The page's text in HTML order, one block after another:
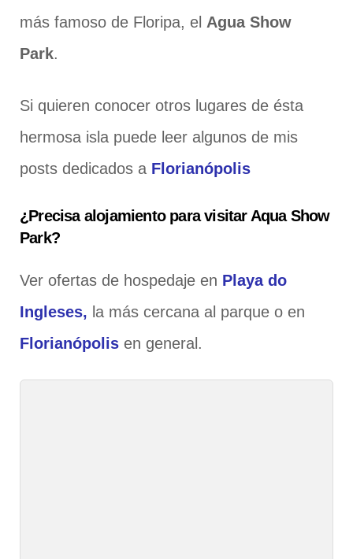
más famoso de Floripa, el Agua Show
Park.
Si quieren conocer otros lugares de ésta
hermosa isla puede leer algunos de mis
posts dedicados a Florianópolis
¿Precisa alojamiento para visitar Aqua Show
Park?
Ver ofertas de hospedaje en Playa do
Ingleses, la más cercana al parque o en
Florianópolis en general.